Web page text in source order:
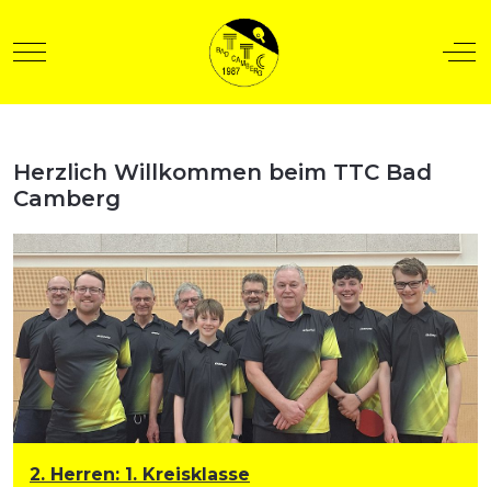
Mobile Menu Toggle
Herzlich Willkommen beim TTC Bad
Camberg
2. Herren: 1. Kreisklasse
anzeigen